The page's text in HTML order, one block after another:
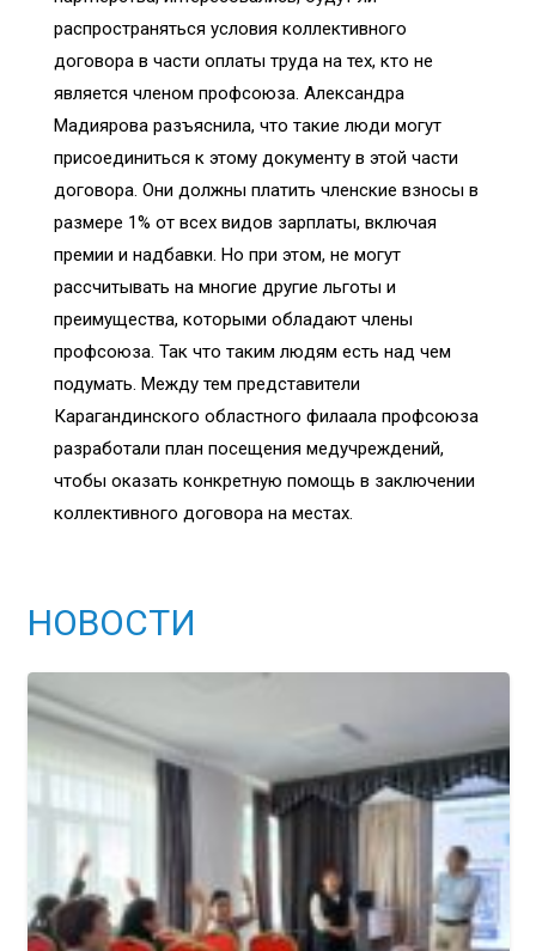
распространяться условия коллективного
договора в части оплаты труда на тех, кто не
является членом профсоюза. Александра
Мадиярова разъяснила, что такие люди могут
присоединиться к этому документу в этой части
договора. Они должны платить членские взносы в
размере 1% от всех видов зарплаты, включая
премии и надбавки. Но при этом, не могут
рассчитывать на многие другие льготы и
преимущества, которыми обладают члены
профсоюза. Так что таким людям есть над чем
подумать. Между тем представители
Карагандинского областного филаала профсоюза
разработали план посещения медучреждений,
чтобы оказать конкретную помощь в заключении
коллективного договора на местах.
НОВОСТИ